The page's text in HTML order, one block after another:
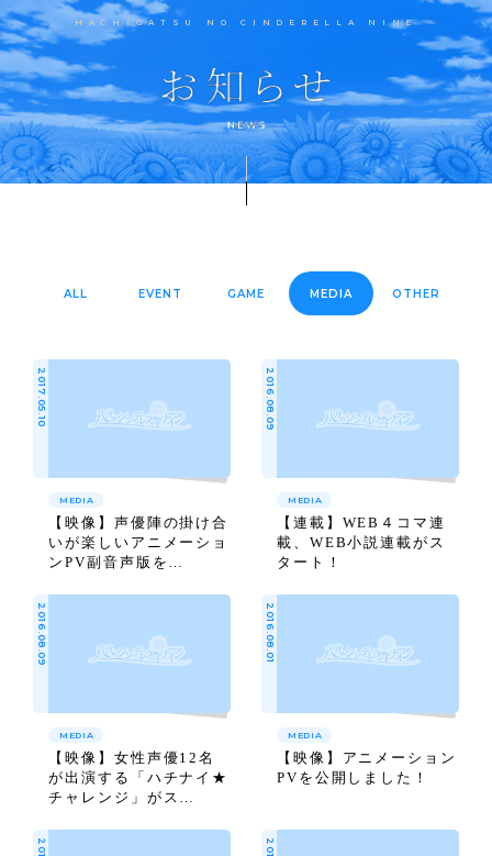
HACHIGATSU NO CINDERELLA NINE
ALL EVENT GAME MEDIA OTHER
2017.05.10
MEDIA
【映像】声優陣の掛け合
いが楽しいアニメーショ
ンPV副音声版を…
2016.08.09
MEDIA
【連載】WEB４コマ連
載、WEB小説連載がス
タート！
2016.08.09
MEDIA
【映像】女性声優12名
が出演する「ハチナイ★
チャレンジ」がス…
2016.08.01
MEDIA
【映像】アニメーション
PVを公開しました！